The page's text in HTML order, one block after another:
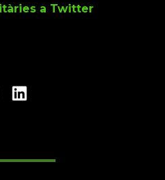
a Twitter